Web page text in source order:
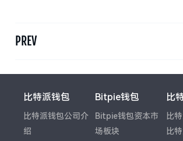
PREV
比特派钱包
比特派钱包公司介
绍
Bitpie钱包
Bitpie钱包资本市
场板块
比
比
比